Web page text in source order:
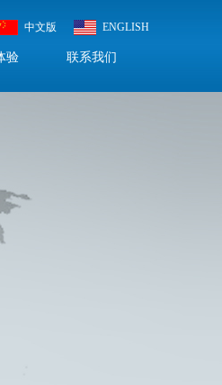
中文版 ENGLISH
验 联系我们